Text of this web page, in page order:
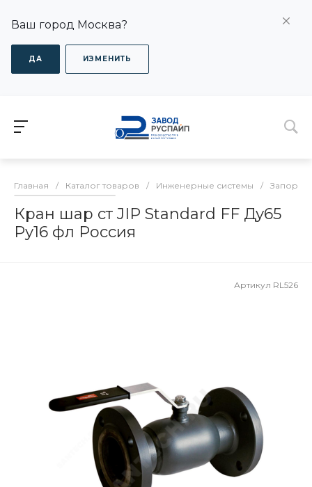
Ваш город Москва?
ДА ИЗМЕНИТЬ
Главная / Каталог товаров / Инженерные системы /
Кран шар ст JIP Standard FF Ду65
Ру16 фл Россия
Артикул RL526